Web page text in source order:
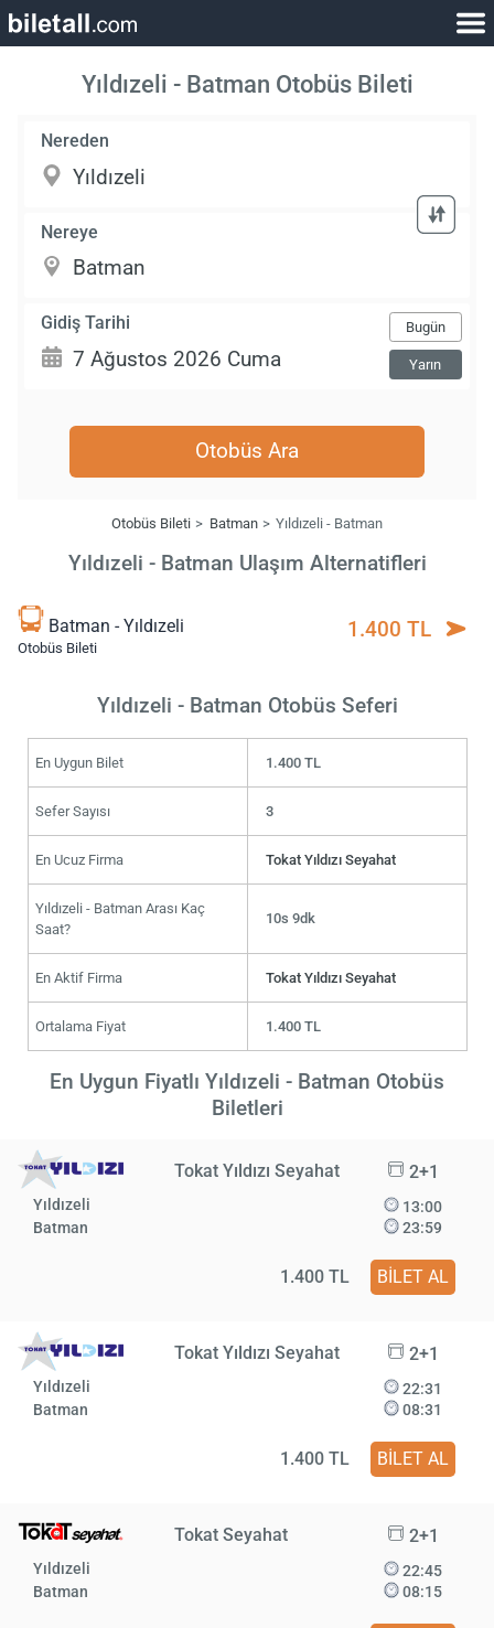
Yıldızeli - Batman Otobüs Bileti
Nereden
Nereye
Gidiş Tarihi Bugün
Yarın
Otobüs Ara
Otobüs Bileti Batman Yıldızeli - Batman
Yıldızeli - Batman Ulaşım Alternatifleri
Batman - Yıldızeli
Otobüs Bileti
1.400 TL
Yıldızeli - Batman Otobüs Seferi
En Uygun Bilet 1.400 TL
Sefer Sayısı 3
En Ucuz Firma Tokat Yıldızı Seyahat
Yıldızeli - Batman Arası Kaç
Saat?
10s 9dk
En Aktif Firma Tokat Yıldızı Seyahat
Ortalama Fiyat 1.400 TL
En Uygun Fiyatlı Yıldızeli - Batman Otobüs
Biletleri
Tokat Yıldızı Seyahat 2+1
Yıldızeli
Batman
13:00
23:59
1.400 TL BİLET AL
Tokat Yıldızı Seyahat 2+1
Yıldızeli
Batman
22:31
08:31
1.400 TL BİLET AL
Tokat Seyahat 2+1
Yıldızeli
Batman
22:45
08:15